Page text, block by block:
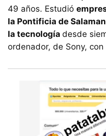
49 años. Estudió
la Pontificia de
la tecnología desde
ordenador, de Sony,